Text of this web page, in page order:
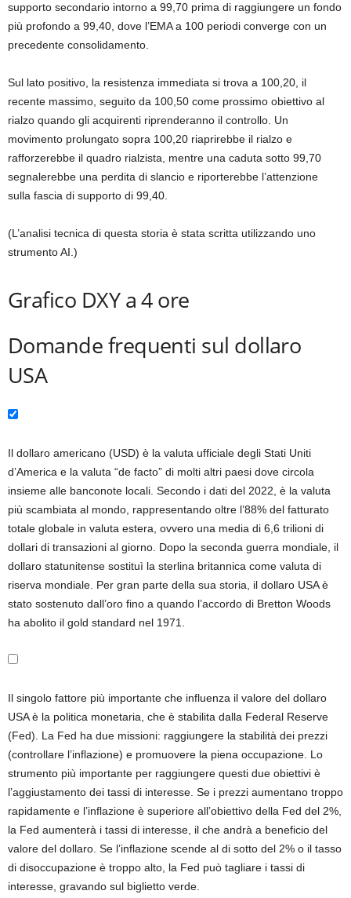
supporto secondario intorno a 99,70 prima di raggiungere un fondo
più profondo a 99,40, dove l’EMA a 100 periodi converge con un
precedente consolidamento.
Sul lato positivo, la resistenza immediata si trova a 100,20, il
recente massimo, seguito da 100,50 come prossimo obiettivo al
rialzo quando gli acquirenti riprenderanno il controllo. Un
movimento prolungato sopra 100,20 riaprirebbe il rialzo e
rafforzerebbe il quadro rialzista, mentre una caduta sotto 99,70
segnalerebbe una perdita di slancio e riporterebbe l’attenzione
sulla fascia di supporto di 99,40.
(L’analisi tecnica di questa storia è stata scritta utilizzando uno
strumento AI.)
Grafico DXY a 4 ore
Domande frequenti sul dollaro
USA
Il dollaro americano (USD) è la valuta ufficiale degli Stati Uniti
d’America e la valuta “de facto” di molti altri paesi dove circola
insieme alle banconote locali. Secondo i dati del 2022, è la valuta
più scambiata al mondo, rappresentando oltre l’88% del fatturato
totale globale in valuta estera, ovvero una media di 6,6 trilioni di
dollari di transazioni al giorno. Dopo la seconda guerra mondiale, il
dollaro statunitense sostituì la sterlina britannica come valuta di
riserva mondiale. Per gran parte della sua storia, il dollaro USA è
stato sostenuto dall’oro fino a quando l’accordo di Bretton Woods
ha abolito il gold standard nel 1971.
Il singolo fattore più importante che influenza il valore del dollaro
USA è la politica monetaria, che è stabilita dalla Federal Reserve
(Fed). La Fed ha due missioni: raggiungere la stabilità dei prezzi
(controllare l’inflazione) e promuovere la piena occupazione. Lo
strumento più importante per raggiungere questi due obiettivi è
l’aggiustamento dei tassi di interesse. Se i prezzi aumentano troppo
rapidamente e l’inflazione è superiore all’obiettivo della Fed del 2%,
la Fed aumenterà i tassi di interesse, il che andrà a beneficio del
valore del dollaro. Se l’inflazione scende al di sotto del 2% o il tasso
di disoccupazione è troppo alto, la Fed può tagliare i tassi di
interesse, gravando sul biglietto verde.